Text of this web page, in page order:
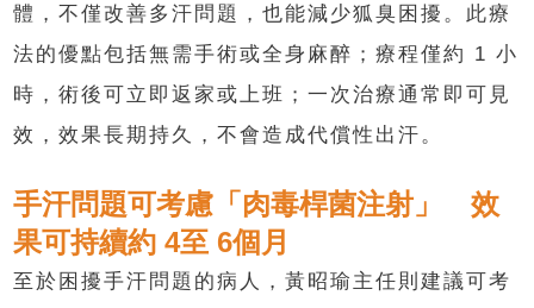
體，不僅改善多汗問題，也能減少狐臭困擾。此療
法的優點包括無需手術或全身麻醉；療程僅約 1 小
時，術後可立即返家或上班；一次治療通常即可見
效，效果長期持久，不會造成代償性出汗。
手汗問題可考慮「肉毒桿菌注射」 效
果可持續約 4至 6個月
至於困擾手汗問題的病人，黃昭瑜主任則建議可考